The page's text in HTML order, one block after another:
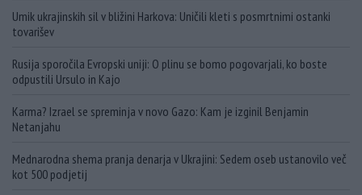
Umik ukrajinskih sil v bližini Harkova: Uničili kleti s posmrtnimi ostanki
tovarišev
Rusija sporočila Evropski uniji: O plinu se bomo pogovarjali, ko boste
odpustili Ursulo in Kajo
Karma? Izrael se spreminja v novo Gazo: Kam je izginil Benjamin
Netanjahu
Mednarodna shema pranja denarja v Ukrajini: Sedem oseb ustanovilo več
kot 500 podjetij